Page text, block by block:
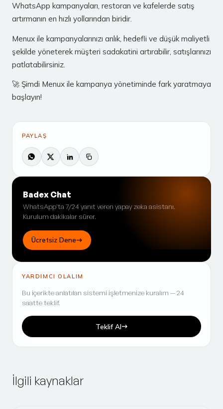
WhatsApp kampanyaları, restoran ve kafelerde satış
artırmanın en hızlı yollarından biridir.
Menux ile kampanyalarınızı anlık, hedefli ve düşük maliyetli
şekilde yöneterek müşteri sadakatini artırabilir, satışlarınızı
patlatabilirsiniz.
🚀 Şimdi Menux ile kampanya yönetiminde fark yaratmaya
başlayın!
PAYLAŞ
Badex Chat
WhatsApp'ta 7/24 yanıt veren yapay zeka asistanı.
Kurulum dakikalar sürer.
Ücretsiz Dene
YARDIMCI OLALIM
Bu içerikte anlatılan sistemi işletmenize kuralım — 24
saatte teklif.
Teklif Al
İlgili kaynaklar